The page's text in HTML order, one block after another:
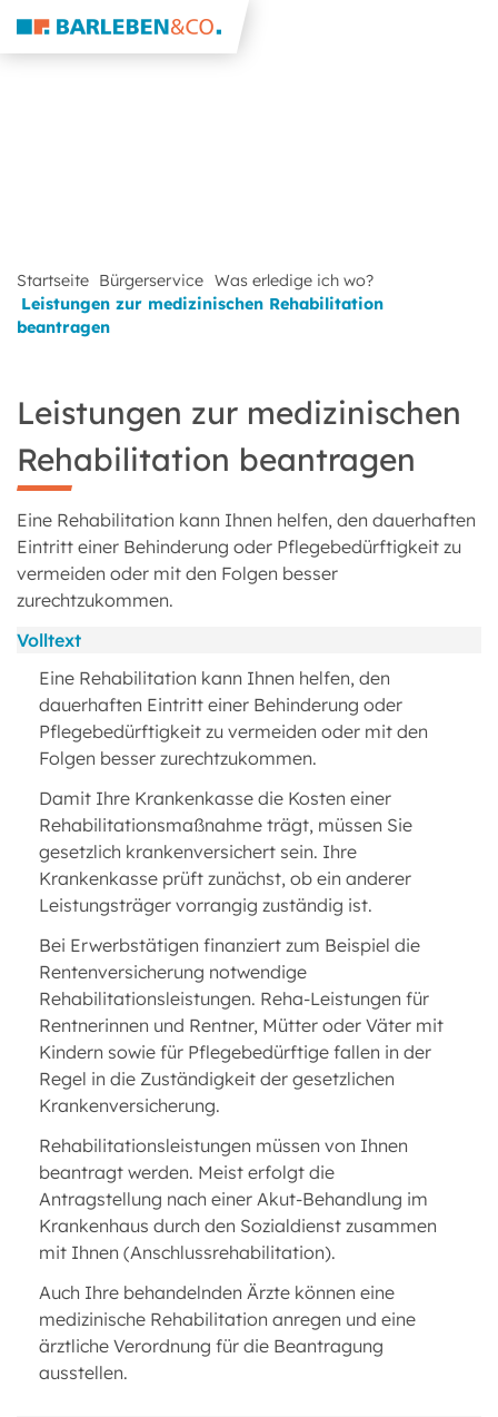
Startseite Bürgerservice Was erledige ich wo?
Leistungen zur medizinischen Rehabilitation
beantragen
Leistungen zur medizinischen
Rehabilitation beantragen
Eine Rehabilitation kann Ihnen helfen, den dauerhaften
Eintritt einer Behinderung oder Pflegebedürftigkeit zu
vermeiden oder mit den Folgen besser
zurechtzukommen.
Volltext
Eine Rehabilitation kann Ihnen helfen, den
dauerhaften Eintritt einer Behinderung oder
Pflegebedürftigkeit zu vermeiden oder mit den
Folgen besser zurechtzukommen.
Damit Ihre Krankenkasse die Kosten einer
Rehabilitationsmaßnahme trägt, müssen Sie
gesetzlich krankenversichert sein. Ihre
Krankenkasse prüft zunächst, ob ein anderer
Leistungsträger vorrangig zuständig ist.
Bei Erwerbstätigen finanziert zum Beispiel die
Rentenversicherung notwendige
Rehabilitationsleistungen. Reha-Leistungen für
Rentnerinnen und Rentner, Mütter oder Väter mit
Kindern sowie für Pflegebedürftige fallen in der
Regel in die Zuständigkeit der gesetzlichen
Krankenversicherung.
Rehabilitationsleistungen müssen von Ihnen
beantragt werden. Meist erfolgt die
Antragstellung nach einer Akut-Behandlung im
Krankenhaus durch den Sozialdienst zusammen
mit Ihnen (Anschlussrehabilitation).
Auch Ihre behandelnden Ärzte können eine
medizinische Rehabilitation anregen und eine
ärztliche Verordnung für die Beantragung
ausstellen.